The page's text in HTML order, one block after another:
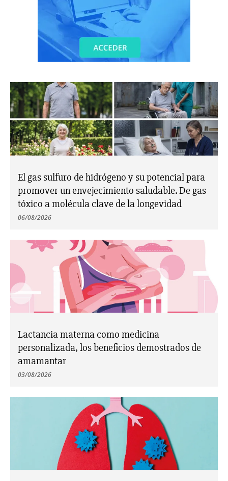
El gas sulfuro de hidrógeno y su potencial para
promover un envejecimiento saludable. De gas
tóxico a molécula clave de la longevidad
06/08/2026
Lactancia materna como medicina
personalizada, los beneficios demostrados de
amamantar
03/08/2026